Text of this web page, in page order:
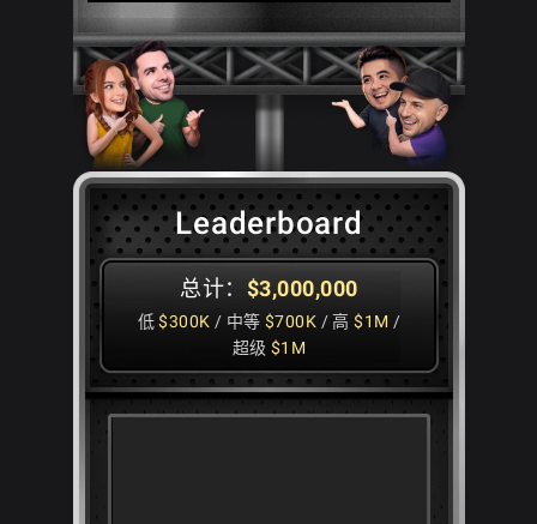
Leaderboard
总计： $3,000,000
低$300K / 中等$700K / 高$1M /
超级 $1M